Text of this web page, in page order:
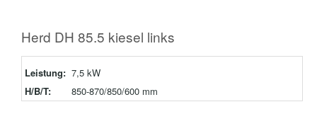
Herd DH 85.5 kiesel links
Leistung: 7,5 kW
H/B/T:
850-870/850/600 mm